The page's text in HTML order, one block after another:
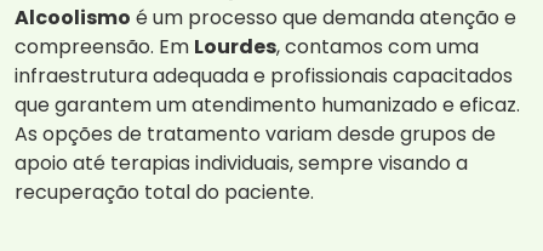
Alcoolismo é um processo que demanda atenção e
compreensão. Em Lourdes, contamos com uma
infraestrutura adequada e profissionais capacitados
que garantem um atendimento humanizado e eficaz.
As opções de tratamento variam desde grupos de
apoio até terapias individuais, sempre visando a
recuperação total do paciente.